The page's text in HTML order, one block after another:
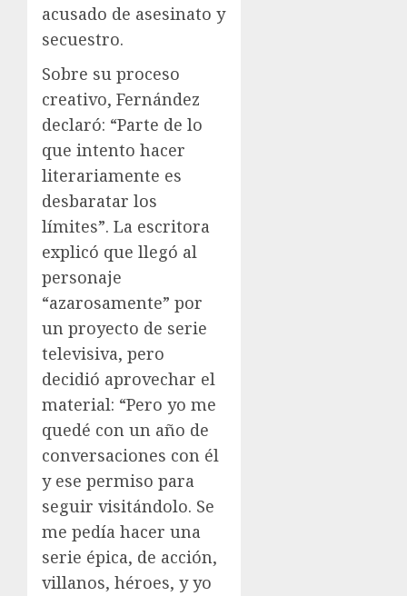
acusado de asesinato y
secuestro.
Sobre su proceso
creativo, Fernández
declaró: “Parte de lo
que intento hacer
literariamente es
desbaratar los
límites”. La escritora
explicó que llegó al
personaje
“azarosamente” por
un proyecto de serie
televisiva, pero
decidió aprovechar el
material: “Pero yo me
quedé con un año de
conversaciones con él
y ese permiso para
seguir visitándolo. Se
me pedía hacer una
serie épica, de acción,
villanos, héroes, y yo